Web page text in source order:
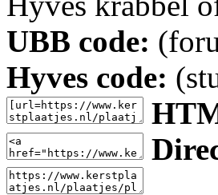
UBB code:
Hyves code: